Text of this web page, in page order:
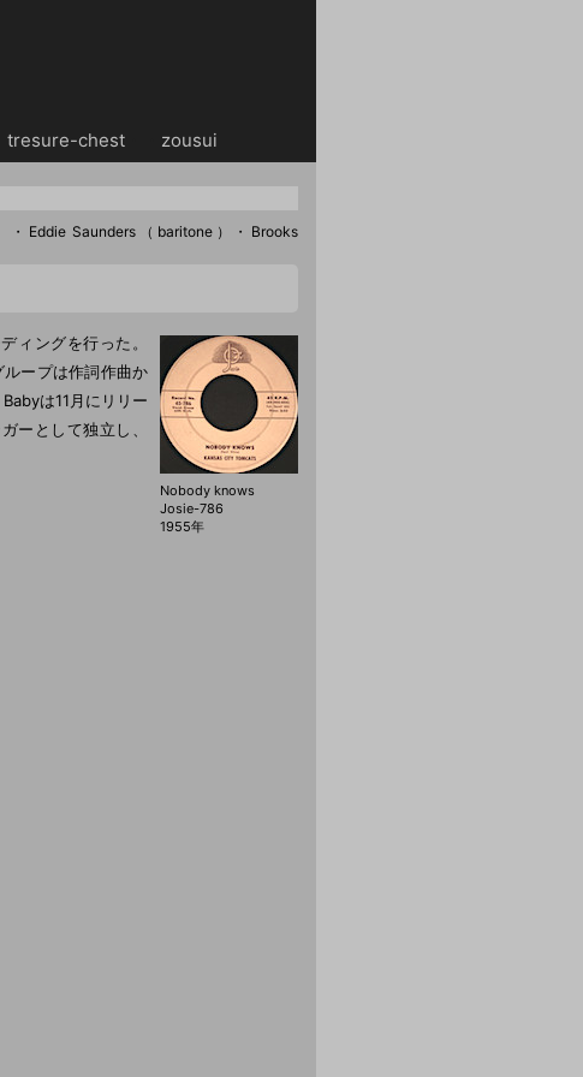
tresure-chest・・ zousui
Eddie Saunders（baritone）・Brooks
Nobody knows
Josie-786
1955年
ィングを行った。
ープは作詞作曲か
は11月にリリー
ーとして独立し、